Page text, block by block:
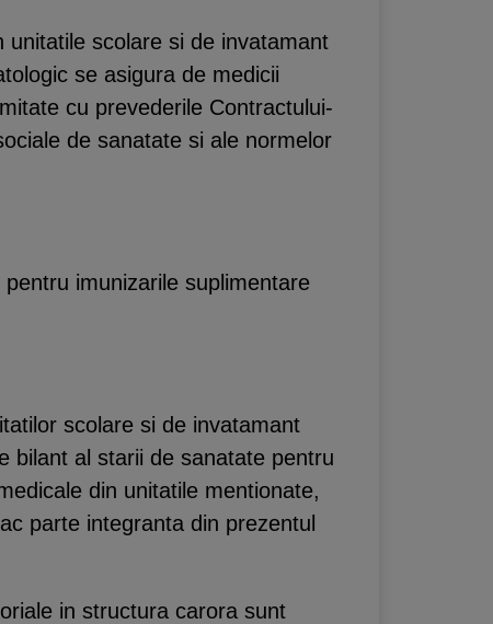
scolare si de invatamant
se asigura de medicii
cu prevederile Contractului-
de sanatate si ale normelor
imunizarile suplimentare
scolare si de invatamant
bilant al starii de sanatate pentru
din unitatile mentionate,
parte integranta din prezentul
in structura carora sunt